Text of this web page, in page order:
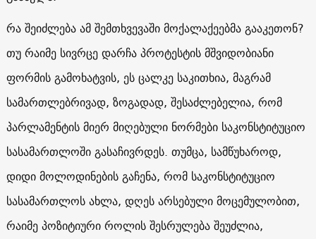
რა შეიძლება ამ შემთხვევაში მოქალაქეებმა გააკეთონ?
თუ რაიმე სივრცე დარჩა პროტესტის მშვიდობიანი
ფორმის გამოხატვის, ეს ცალკე საკითხია, მაგრამ
სამართლებრივად, ზოგადად, შესაძლებელია, რომ
პარლამენტის მიერ მიღებული ნორმები საკონსტიტუციო
სასამართლოში გასაჩივრდეს. თუმცა, სამწუხაროდ,
დიდი მოლოდინების გაჩენა, რომ საკონსტიტუციო
სასამართლოს ახლა, დღეს არსებული მოცემულობით,
რაიმე პოზიტიური როლის შესრულება შეუძლია,